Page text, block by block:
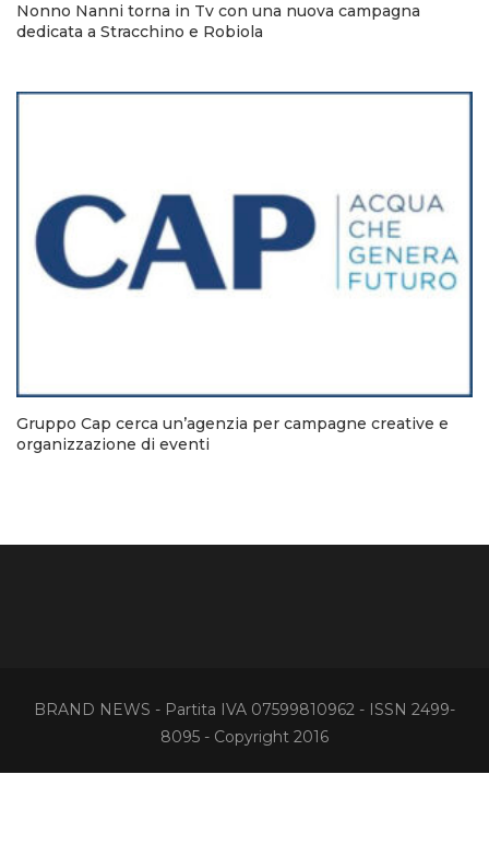
Nonno Nanni torna in Tv con una nuova campagna
dedicata a Stracchino e Robiola
Gruppo Cap cerca un’agenzia per campagne creative e
organizzazione di eventi
BRAND NEWS - Partita IVA 07599810962 - ISSN 2499-
8095 - Copyright 2016